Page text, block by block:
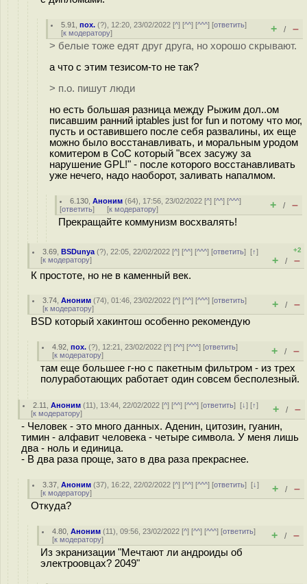
5.91 ,пох. (?), 12:20, 23/02/2022 [^] [^^] [^^^] [ответить]
[к модератору] + / –
> белые тоже едят друг друга, но хорошо скрывают.
а что с этим тезисом-то не так?
> п.о. пишут люди
но есть большая разница между Рыжим дол..ом
писавшим ранний iptables just for fun и потому что мог,
пусть и оставившего после себя развалины, их еще
можно было восстанавливать, и моральным уродом
комитером в CoC который "всех засужу за
нарушение GPL!" - после которого восстанавливать
уже нечего, надо наоборот, заливать напалмом.
6.130 ,Аноним (64), 17:56, 23/02/2022 [^] [^^] [^^^]
[ответить] [к модератору] + / –
Прекращайте коммунизм восхвалять!
3.69 ,BSDunya (?), 22:05, 22/02/2022 [^] [^^] [^^^] [ответить][↑]
[к модератору]
+2
+ / –
К простоте, но не в каменный век.
3.74 ,Аноним (74), 01:46, 23/02/2022 [^] [^^] [^^^] [ответить]
[к модератору] + / –
BSD который хакинтош особенно рекомендую
4.92 ,пох. (?), 12:21, 23/02/2022 [^] [^^] [^^^] [ответить]
[к модератору] + / –
там еще большее г-но с пакетным фильтром - из трех
полуработающих работает один совсем бесполезный.
2.11 ,Аноним (11), 13:44, 22/02/2022 [^] [^^] [^^^] [ответить][↓] [↑]
[к модератору] + / –
- Человек - это много данных. Аденин, цитозин, гуанин,
тимин - алфавит человека - четыре символа. У меня лишь
два - ноль и единица.
- В два раза проще, зато в два раза прекраснее.
3.37 ,Аноним (37), 16:22, 22/02/2022 [^] [^^] [^^^] [ответить][↓]
[к модератору] + / –
Откуда?
4.80 ,Аноним (11), 09:56, 23/02/2022 [^] [^^] [^^^] [ответить]
[к модератору] + / –
Из экранизации "Мечтают ли андроиды об
электроовцах? 2049"